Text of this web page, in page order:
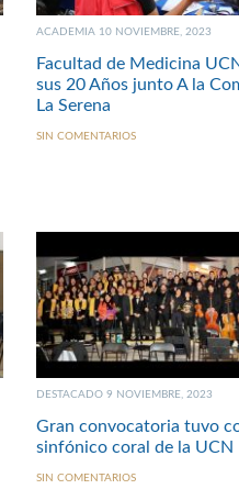
ACADEMIA 10 NOVIEMBRE, 2023
Facultad de Medicina
sus 20 Años junto A la
La Serena
SIN COMENTARIOS
DESTACADO 9 NOVIEMBRE, 2023
Gran convocatoria tuvo
sinfónico coral de la UCN
SIN COMENTARIOS